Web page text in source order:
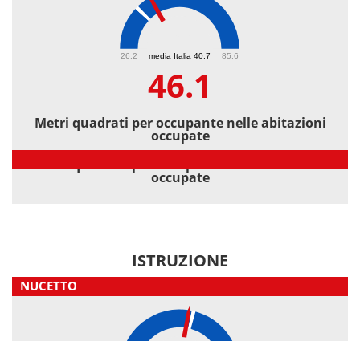
media Italia 40.7
26.2 85.6
46.1
Metri quadrati per occupante nelle abitazioni
occupate
occupate
ISTRUZIONE
NUCETTO